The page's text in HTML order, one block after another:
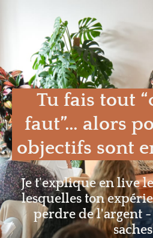
Tu fais tout
faut”… alors
objectifs sont
Je t'explique en live
lesquelles ton
perdre de l'argent -